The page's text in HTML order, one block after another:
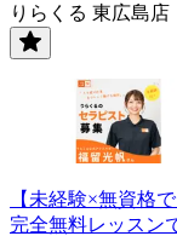
りらくる 東広島店
【未経験×無資格
完全無料レッスン